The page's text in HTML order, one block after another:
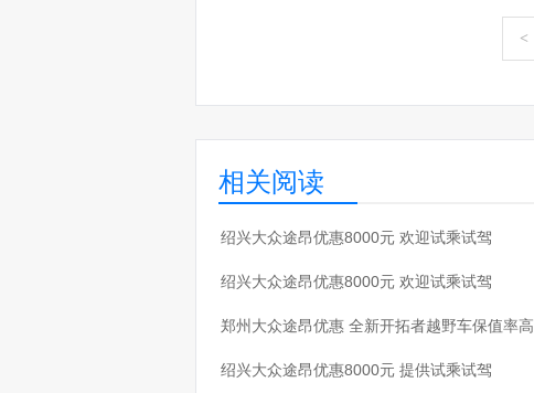
<
相关阅读
绍兴大众途昂优惠8000元 欢迎试乘试驾
绍兴大众途昂优惠8000元 欢迎试乘试驾
郑州大众途昂优惠 全新开拓者越野车保值率高
绍兴大众途昂优惠8000元 提供试乘试驾